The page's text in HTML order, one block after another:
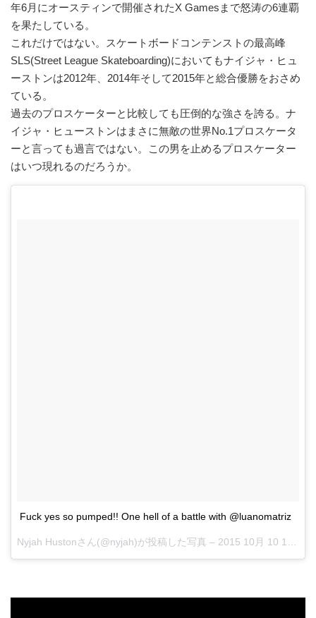
年6月にオースティンで開催されたX Gamesまで怒涛の6連覇
を果たしている。
これだけではない。スケートボードコンテンストの最高峰
SLS(Street League Skateboarding)においてもナイジャ・ヒュ
ーストンは2012年、2014年そして2015年と総合優勝をおさめ
ている。
過去のプロスケーターと比較しても圧倒的な強さを誇る。ナ
イジャ・ヒューストンはまさに無敵の世界No.1プロスケータ
ーと言っても過言ではない。この男を止めるプロスケーター
はいつ現れるのだろうか。
Fuck yes so pumped!! One hell of a battle with @luanomatriz
Nyjah Hustonさん(@nyjah)が投稿した写真 – 2015 10月 10 12:15午後 PDT